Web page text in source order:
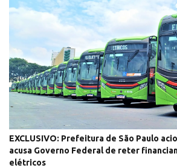
EXCLUSIVO: Prefeitura de São Paulo
acusa Governo Federal de reter
elétricos